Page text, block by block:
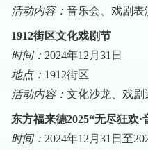
活动内容： 音乐会、戏剧表
1912街区文化戏剧节
时间： 2024年12月31日
地点： 1912街区
活动内容： 文化沙龙、戏剧
东方福来德2025“无尽狂欢·
时间： 2024年12月31日至